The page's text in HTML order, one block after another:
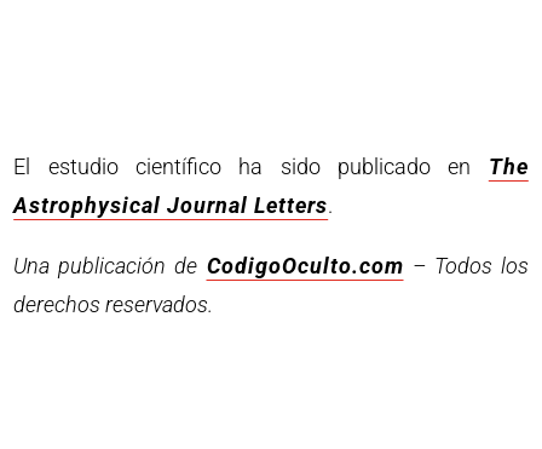
El estudio científico ha sido publicado en The
Astrophysical Journal Letters.
Una publicación de CodigoOculto.com – Todos los
derechos reservados.